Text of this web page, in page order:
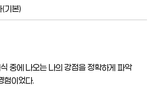
(기본)
중에 나오는 나의 강점을 정확하게 파악
험이었다.